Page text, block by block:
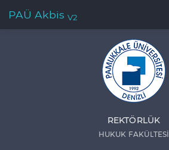
PAÜ Akbis V2
REKTÖRLÜK
HUKUK FAKÜLTESİ